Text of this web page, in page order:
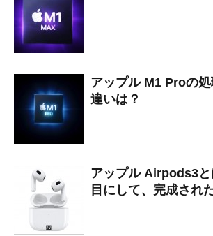
アップル M1 Proの処
違いは？
アップル Airpods3
目にして、完成され